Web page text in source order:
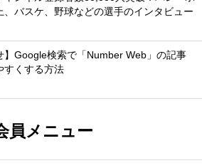
、バスケ、野球などの選手のインタビュー
】Google検索で「Number Web」の記事
すくする方法
員メニュー